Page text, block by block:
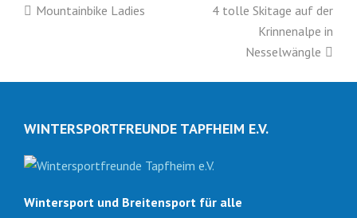
vorheriger
Mountainbike Ladies
Nächster
4 tolle Skitage auf der
Krinnenalpe in
Nesselwängle
WINTERSPORTFREUNDE TAPFHEIM E.V.
Wintersport und Breitensport für alle